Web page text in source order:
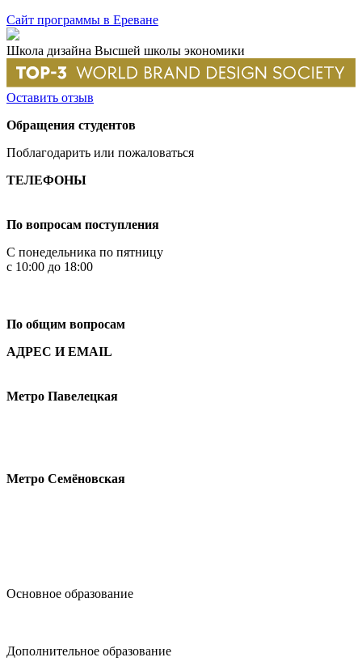
Сайт программы в Ереване
Школа дизайна Высшей школы экономики
Оставить отзыв
Обращения студентов
Поблагодарить или пожаловаться
ТЕЛЕФОНЫ
По вопросам поступления
С понедельника по пятницу
с 10:00 до 18:00
По общим вопросам
АДРЕС И EMAIL
Метро Павелецкая
Метро Семёновская
Основное образование
Дополнительное образование